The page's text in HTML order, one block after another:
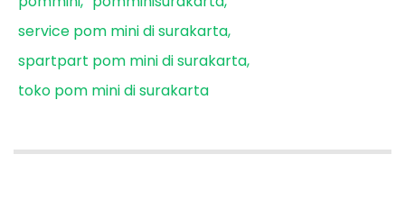
service pom mini di surakarta
spartpart pom mini di surakarta
toko pom mini di surakarta